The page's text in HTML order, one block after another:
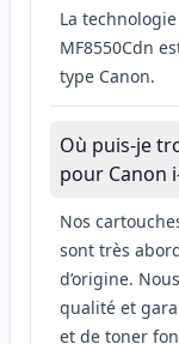
La technologie
MF8550Cdn
type Canon.
Où puis-je
pour Canon
Nos
sont très
d’origine.
qualité et
et de toner